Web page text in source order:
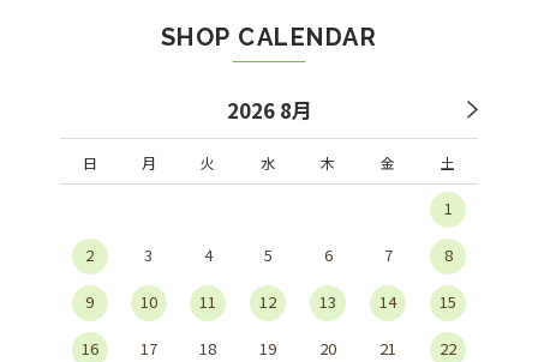
SHOP CALENDAR
2026 8月
日 月 火 水 木 金 土
1
2 3 4 5 6 7 8
9 10 11 12 13 14 15
16 17 18 19 20 21 22